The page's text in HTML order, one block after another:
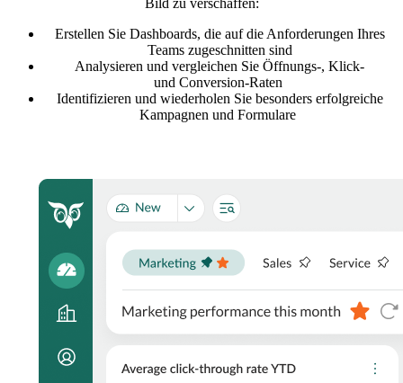
Erstellen Sie Dashboards, die auf die Anforderungen Ihres
Teams zugeschnitten sind
Analysieren und vergleichen Sie Öffnungs-, Klick-
und Conversion-Raten
Identifizieren und wiederholen Sie besonders erfolgreiche
Kampagnen und Formulare